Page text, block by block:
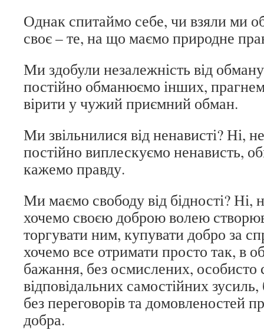
Однак спитаймо себе, чи взяли ми
своє – те, на що маємо природне
Ми здобули незалежність від
постійно обманюємо інших,
вірити у чужий приємний обман.
Ми звільнилися від ненависті? Ні,
постійно виплескуємо ненависть,
кажемо правду.
Ми маємо свободу від бідності? Ні,
хочемо своєю доброю волею
торгувати ним, купувати добро за
хочемо все отримати просто так, в
бажання, без осмислених, особисто
відповідальних самостійних
без переговорів та домовленостей
добра.